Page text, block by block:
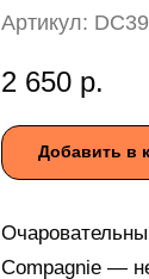
Артикул:
2 650 р.
Добавить в
Compagnie —